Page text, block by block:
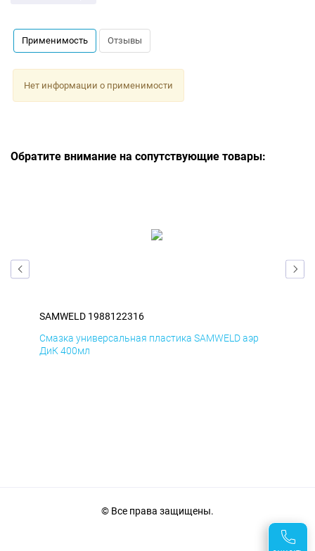
Применимость Отзывы
Нет информации о применимости
Обратите внимание на сопутствующие товары:
SAMWELD 1988122316
Смазка универсальная пластика SAMWELD аэр
ДиК 400мл
© Все права защищены.